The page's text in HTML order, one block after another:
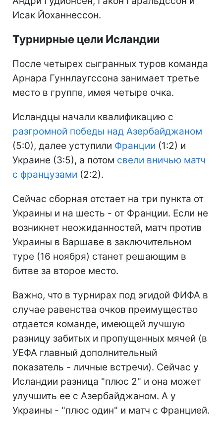
Исак Йоханнессон.
Турнирные цели Исландии
После четырех сыгранных туров команда
Арнара Гуннлаугссона занимает третье
место в группе, имея четыре очка.
Исландцы начали квалификацию с
разгромной победы над Азербайджаном
(5:0), далее уступили Франции (1:2) и
Украине (3:5), а потом свели вничью матч
с французами (2:2).
Сейчас сборная отстает на три пункта от
Украины и на шесть - от Франции. Если не
возникнет неожиданностей, матч против
Украины в Варшаве в заключительном
туре (16 ноября) станет решающим в
битве за второе место.
Важно, что в турнирах под эгидой ФИФА в
случае равенства очков преимущество
отдается команде, имеющей лучшую
разницу забитых и пропущенных мячей (в
УЕФА главный дополнительный
показатель - личные встречи). Сейчас у
Исландии разница "плюс 2" и она может
улучшить ее с Азербайджаном. А у
Украины - "плюс один" и матч с Францией.